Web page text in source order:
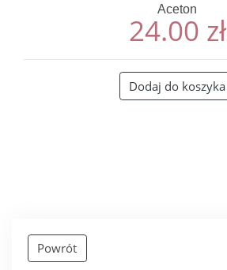
Powrót
Aceton
24.00 zł
Dodaj do koszyka